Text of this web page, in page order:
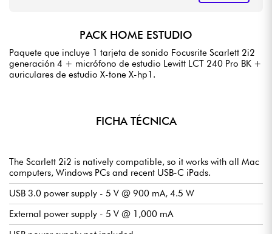
PACK HOME ESTUDIO
Paquete que incluye 1 tarjeta de sonido Focusrite Scarlett 2i2
generación 4 + micrófono de estudio Lewitt LCT 240 Pro BK +
auriculares de estudio X-tone X-hp1.
FICHA TÉCNICA
The Scarlett 2i2 is natively compatible, so it works with all Mac
computers, Windows PCs and recent USB-C iPads.
USB 3.0 power supply - 5 V @ 900 mA, 4.5 W
External power supply - 5 V @ 1,000 mA